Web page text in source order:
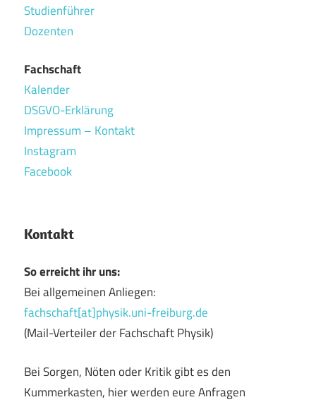
Studienführer
Dozenten
Fachschaft
Kalender
DSGVO-Erklärung
Impressum – Kontakt
Instagram
Facebook
Kontakt
So erreicht ihr uns:
Bei allgemeinen Anliegen:
fachschaft[at]physik.uni-freiburg.de
(Mail-Verteiler der Fachschaft Physik)
Bei Sorgen, Nöten oder Kritik gibt es den
Kummerkasten, hier werden eure Anfragen